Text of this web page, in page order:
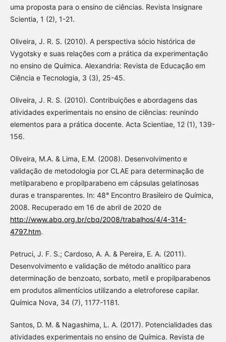
uma proposta para o ensino de ciências. Revista Insignare
Scientia, 1 (2), 1-21.
Oliveira, J. R. S. (2010). A perspectiva sócio histórica de
Vygotsky e suas relações com a prática da experimentação
no ensino de Química. Alexandria: Revista de Educação em
Ciência e Tecnologia, 3 (3), 25-45.
Oliveira, J. R. S. (2010). Contribuições e abordagens das
atividades experimentais no ensino de ciências: reunindo
elementos para a prática docente. Acta Scientiae, 12 (1), 139-
156.
Oliveira, M.A. & Lima, E.M. (2008). Desenvolvimento e
validação de metodologia por CLAE para determinação de
metilparabeno e propilparabeno em cápsulas gelatinosas
duras e transparentes. In: 48° Encontro Brasileiro de Química,
2008. Recuperado em 16 de abril de 2020 de
http://www.abq.org.br/cbq/2008/trabalhos/4/4-314-
4797.htm.
Petruci, J. F. S.; Cardoso, A. A. & Pereira, E. A. (2011).
Desenvolvimento e validação de método analítico para
determinação de benzoato, sorbato, metil e propilparabenos
em produtos alimentícios utilizando a eletroforese capilar.
Química Nova, 34 (7), 1177-1181.
Santos, D. M. & Nagashima, L. A. (2017). Potencialidades das
atividades experimentais no ensino de Química. Revista de